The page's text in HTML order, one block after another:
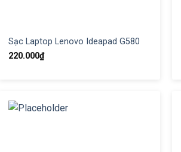
Sạc Laptop Lenovo Ideapad G580
220.000₫